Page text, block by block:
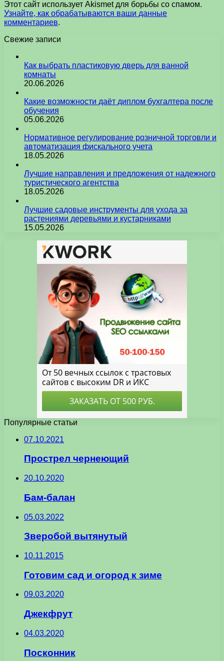
Этот сайт использует Akismet для борьбы со спамом.
Узнайте, как обрабатываются ваши данные
комментариев.
Свежие записи
Как выбрать пластиковую дверь для ванной
комнаты
20.06.2026
Какие возможности даёт диплом бухгалтера после
обучения
05.06.2026
Нормативное регулирование розничной торговли и
автоматизация фискального учета
18.05.2026
Лучшие направления и предложения от надежного
туристического агентства
18.05.2026
Лучшие садовые инструменты для ухода за
растениями деревьями и кустарниками
15.05.2026
Популярные статьи
07.10.2021
Прострел чернеющий
20.10.2020
Бам-балан
05.03.2022
Зверобой вытянутый
10.11.2015
Готовим сад и огород к зиме
09.03.2020
Джекфрут
04.03.2020
Посконник